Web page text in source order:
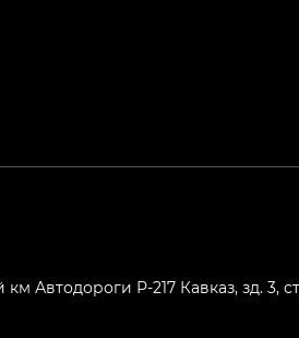
Автодороги Р-217 Кавказ, зд. 3,